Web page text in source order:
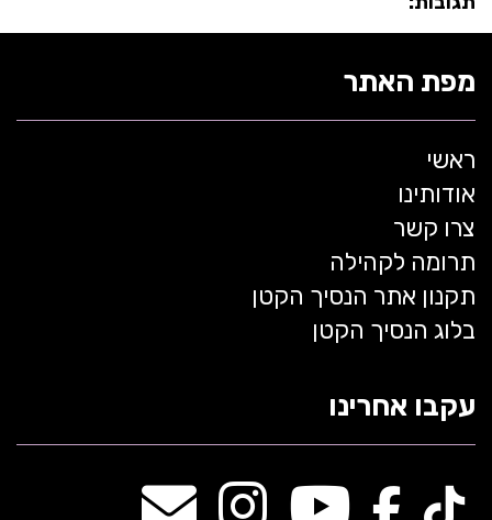
מפת האתר
ראשי
אודותינו
צרו קשר
תרומה לקהילה
תקנון אתר הנסיך הקטן
בלוג הנסיך הקטן
עקבו אחרינו